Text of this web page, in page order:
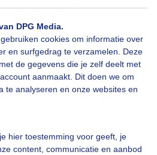
DPG Media.
cookies om informatie over
en surfgedrag te verzamelen. Deze
de gegevens die je zelf deelt met
aanmaakt. Dit doen we om
te analyseren en onze websites en
hier toestemming voor geeft, je
content, communicatie en aanbod